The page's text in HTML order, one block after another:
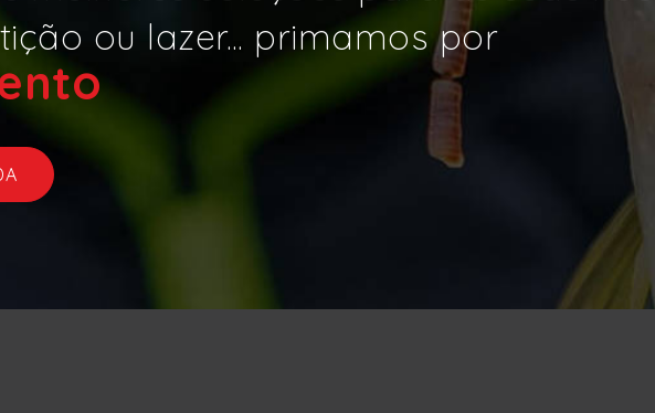
ou lazer... primamos por